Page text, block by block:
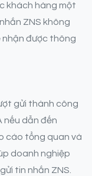
khách hàng một
ZNS không
nhận được thông
gửi thành công
nếu dẫn đến
cáo tổng quan và
doanh nghiệp
tin nhắn ZNS.